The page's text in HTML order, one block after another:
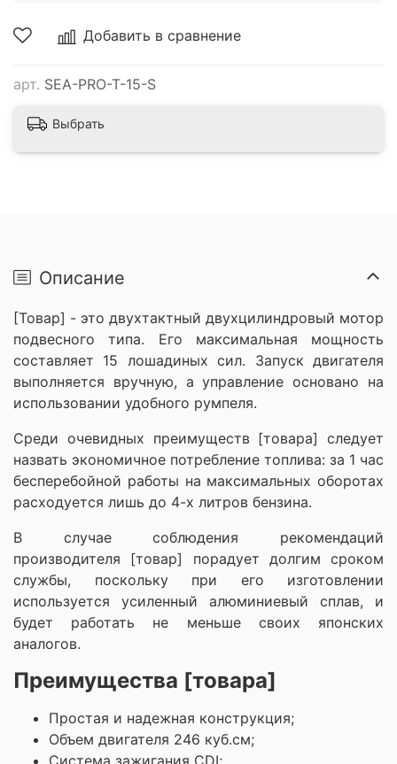
Добавить в сравнение
арт. SEA-PRO-T-15-S
Выбрать
Описание
[Товар] - это двухтактный двухцилиндровый мотор
подвесного типа. Его максимальная мощность
составляет 15 лошадиных сил. Запуск двигателя
выполняется вручную, а управление основано на
использовании удобного румпеля.
Среди очевидных преимуществ [товара] следует
назвать экономичное потребление топлива: за 1 час
бесперебойной работы на максимальных оборотах
расходуется лишь до 4-х литров бензина.
В случае соблюдения рекомендаций
производителя [товар] порадует долгим сроком
службы, поскольку при его изготовлении
используется усиленный алюминиевый сплав, и
будет работать не меньше своих японских
аналогов.
Преимущества [товара]
Простая и надежная конструкция;
Объем двигателя 246 куб.см;